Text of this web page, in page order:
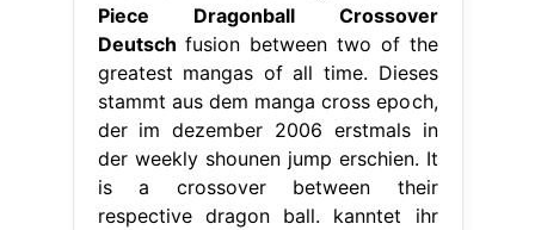
Piece Dragonball Crossover
Deutsch fusion between two of the
greatest mangas of all time. Dieses
stammt aus dem manga cross epoch,
der im dezember 2006 erstmals in
der weekly shounen jump erschien. It
is a crossover between their
respective dragon ball. kanntet ihr